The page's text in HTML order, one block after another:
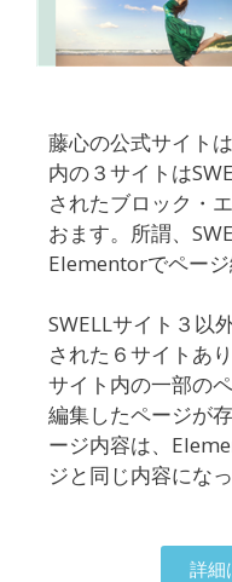
藤心の公式サイト
内の３サイトは
されたブロック・
おます。所謂、
Elementorでページ
SWELLサイト３以
された６サイトあ
サイト内の一部の
編集したページが
ージ内容は、
ジと同じ内容にな
詳細